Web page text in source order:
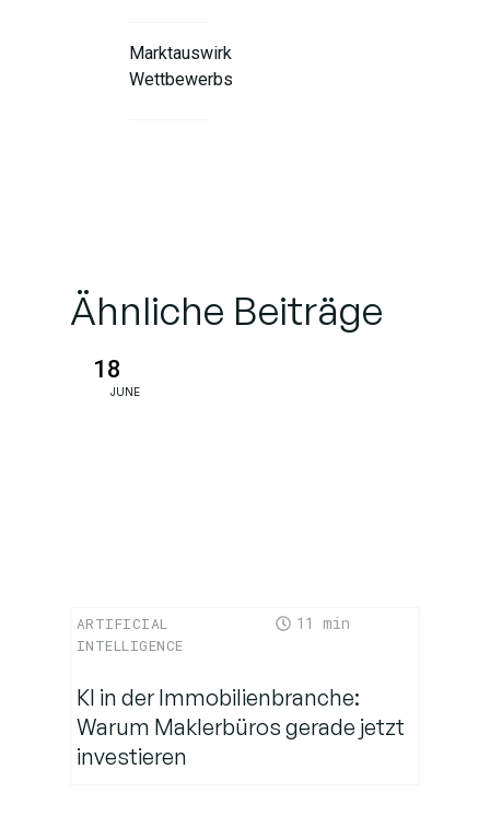
Marktauswirkungen und
Wettbewerbspositionierung
Industriestandard
setzen
Ähnliche Beiträge
18
JUNE
ARTIFICIAL
INTELLIGENCE
11
KI in der Immobilienbranche:
Warum Maklerbüros gerade jetzt
investieren